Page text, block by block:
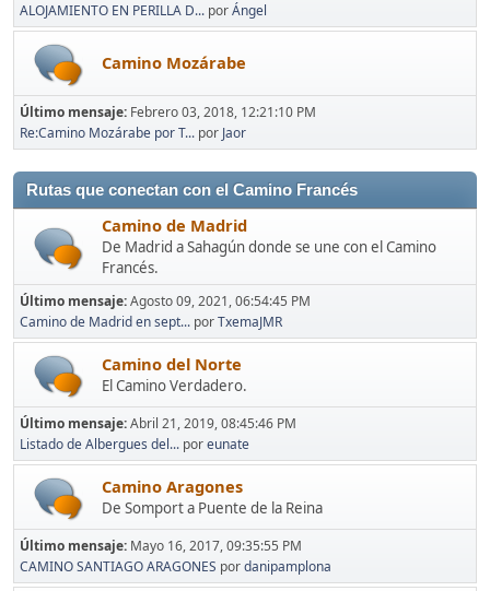
ALOJAMIENTO EN PERILLA D... porÁngel
Camino Mozárabe
Último mensaje: Febrero 03, 2018, 12:21:10 PM
Re:Camino Mozárabe por T... por Jaor
Rutas que conectan con el Camino Francés
Camino de Madrid
De Madrid a Sahagún donde se une con el Camino
Francés.
Último mensaje:Agosto 09, 2021, 06:54:45 PM
Camino de Madrid en sept... porTxemaJMR
Camino del Norte
El Camino Verdadero.
Último mensaje:Abril 21, 2019, 08:45:46 PM
Listado de Albergues del... poreunate
Camino Aragones
De Somport a Puente de la Reina
Último mensaje: Mayo 16, 2017, 09:35:55 PM
CAMINO SANTIAGO ARAGONES pordanipamplona